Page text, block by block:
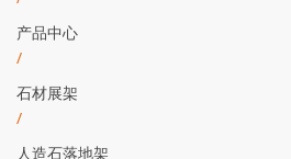
产品中心
/
石材展架
/
人造石落地架